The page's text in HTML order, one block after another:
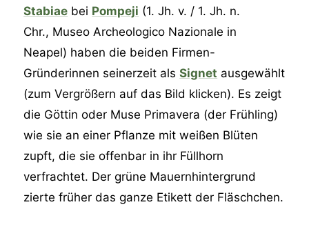
Stabiae bei Pompeji (1. Jh. v. / 1. Jh. n.
Chr., Museo Archeologico Nazionale in
Neapel) haben die beiden Firmen-
Gründerinnen seinerzeit alsSignet ausgewählt
(zum Vergrößern auf das Bild klicken). Es zeigt
die Göttin oder Muse Primavera (der Frühling)
wie sie an einer Pflanze mit weißen Blüten
zupft, die sie offenbar in ihr Füllhorn
verfrachtet. Der grüne Mauernhintergrund
zierte früher das ganze Etikett der Fläschchen.